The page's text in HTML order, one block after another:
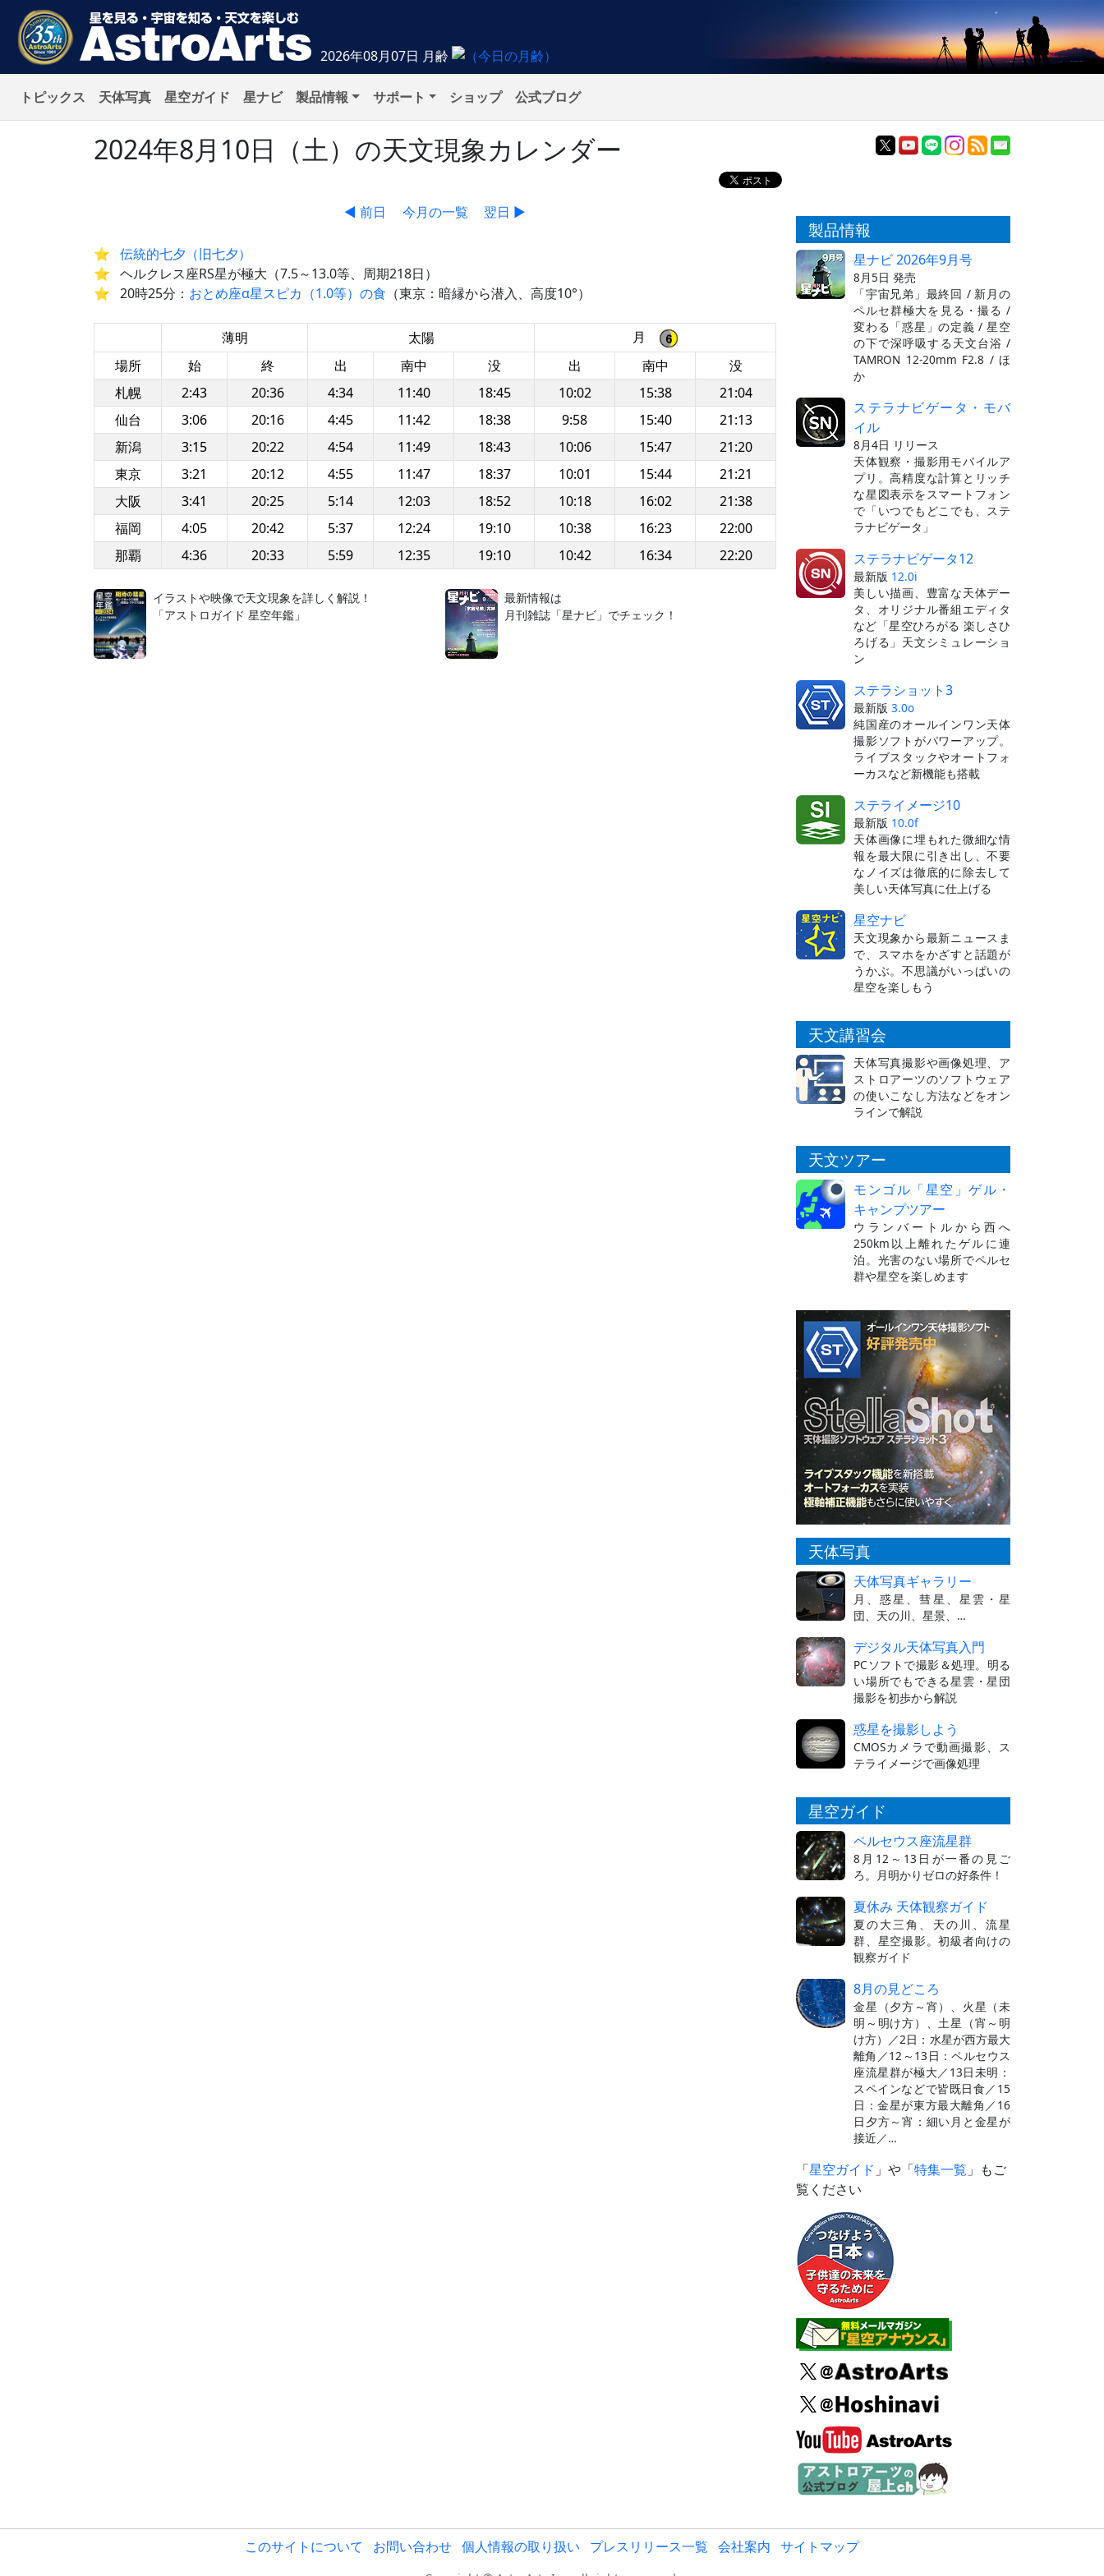
2026年08月07日 月齢
トピックス 天体写真 星空ガイド 星ナビ 製品情報 サポート ショップ 公式ブログ
2024年8月10日（土）の天文現象カレンダー
◀ 前日 今月の一覧 翌日 ▶
伝統的七夕（旧七夕）
ヘルクレス座RS星が極大（7.5～13.0等、周期218日）
20時25分： おとめ座α星スピカ（1.0等）の食 （東京：暗縁から潜入、高度10°）
薄明 太陽
月
場所
始 終 出 南中 没 出 南中
没
札幌
2:43 20:36 4:34 11:40 18:45 10:02 15:38
21:04
仙台
3:06 20:16 4:45 11:42 18:38 9:58 15:40
21:13
新潟
3:15 20:22 4:54 11:49 18:43 10:06 15:47
21:20
東京
3:21 20:12 4:55 11:47 18:37 10:01 15:44
21:21
大阪
3:41 20:25 5:14 12:03 18:52 10:18 16:02
21:38
福岡
4:05 20:42 5:37 12:24 19:10 10:38 16:23
22:00
那覇
4:36 20:33 5:59 12:35 19:10 10:42 16:34 22:20
イラストや映像で天文現象を詳しく解説！
「アストロガイド 星空年鑑」
最新情報は
月刊雑誌「星ナビ」でチェック！
製品情報
星ナビ 2026年9月号
8月5日 発売
「宇宙兄弟」最終回 / 新月の
ペルセ群極大を見る・撮る /
変わる「惑星」の定義 / 星空
の下で深呼吸する天文台浴 /
TAMRON 12-20mm F2.8 / ほ
か
ステラナビゲータ・モバ
イル
8月4日 リリース
天体観察・撮影用モバイルア
プリ。高精度な計算とリッチ
な星図表示をスマートフォン
で「いつでもどこでも、ステ
ラナビゲータ」
ステラナビゲータ12
最新版 12.0i
美しい描画、豊富な天体デー
タ、オリジナル番組エディタ
など「星空ひろがる 楽しさひ
ろげる」天文シミュレーショ
ン
ステラショット3
最新版 3.0o
純国産のオールインワン天体
撮影ソフトがパワーアップ。
ライブスタックやオートフォ
ーカスなど新機能も搭載
ステライメージ10
最新版 10.0f
天体画像に埋もれた微細な情
報を最大限に引き出し、不要
なノイズは徹底的に除去して
美しい天体写真に仕上げる
星空ナビ
天文現象から最新ニュースま
で、スマホをかざすと話題が
うかぶ。不思議がいっぱいの
星空を楽しもう
天文講習会
天体写真撮影や画像処理、ア
ストロアーツのソフトウェア
の使いこなし方法などをオン
ラインで解説
天文ツアー
モンゴル「星空」ゲル・
キャンプツアー
ウランバートルから西へ
250km以上離れたゲルに連
泊。光害のない場所でペルセ
群や星空を楽しめます
天体写真
天体写真ギャラリー
月、惑星、彗星、星雲・星
団、天の川、星景、…
デジタル天体写真入門
PCソフトで撮影＆処理。明る
い場所でもできる星雲・星団
撮影を初歩から解説
惑星を撮影しよう
CMOSカメラで動画撮影、ス
テライメージで画像処理
星空ガイド
ペルセウス座流星群
8月12～13日が一番の見ご
ろ。月明かりゼロの好条件！
夏休み 天体観察ガイド
夏の大三角、天の川、流星
群、星空撮影。初級者向けの
観察ガイド
8月の見どころ
金星（夕方～宵）、火星（未
明～明け方）、土星（宵～明
け方）／2日：水星が西方最大
離角／12～13日：ペルセウス
座流星群が極大／13日未明：
スペインなどで皆既日食／15
日：金星が東方最大離角／16
日夕方～宵：細い月と金星が
接近／…
「星空ガイド 」や「特集一覧 」もご
覧ください
このサイトについて お問い合わせ 個人情報の取り扱い プレスリリース一覧 会社案内 サイトマップ